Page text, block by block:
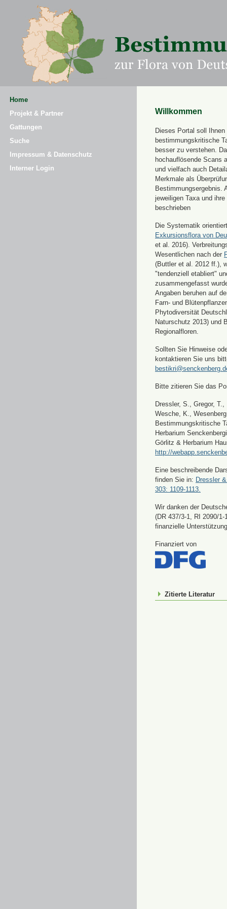
Home
Projekt & Partner
Gattungen
Suche
Impressum & Datenschutz
Interner Login
Willkommen
Dieses Portal soll Ihnen
bestimmungskritische
besser zu verstehen.
hochauflösende Scans
und vielfach auch
Merkmale als
Bestimmungsergebnis.
jeweiligen Taxa und
beschrieben
Die Systematik
Exkursionsflora von
et al. 2016).
Wesentlichen nach der
(Buttler et al. 2012 ff.),
"tendenziell etabliert"
zusammengefasst
Angaben beruhen auf
Farn- und
Phytodiversität
Naturschutz 2013) und
Regionalfloren.
Sollten Sie Hinweise
kontaktieren Sie uns
Bitte zitieren Sie das
Dressler, S., Gregor,
Wesche, K.,
Bestimmungskritische
Herbarium
Görlitz & Herbarium
http://
Eine beschreibende
finden Sie in: Dressler
303: 1109-1113.
Wir danken der
(DR 437/3-1, RI 2090/
finanzielle
Finanziert von
Zitierte Literatur